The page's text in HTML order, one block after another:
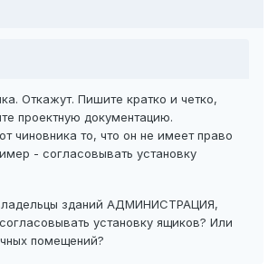
Откажут. Пишите кратко и четко,
проектную документацию.
чиновника то, что он не имеет право
- согласовывать установку
зданий АДМИНИСТРАЦИЯ,
установку ящиков? Или
помещений?